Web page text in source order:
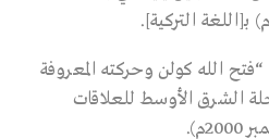
الله كولن وحركته المعروفة
الشرق الأوسط للعلاقات